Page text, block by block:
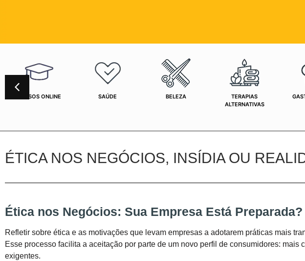
CURSOS ONLINE SAÚDE BELEZA
TERAPIAS
ALTERNATIVAS
ÉTICA NOS NEGÓCIOS, INSÍDIA OU
Ética nos Negócios: Sua Empresa Está Preparada?
Refletir sobre ética e as motivações que levam empresas a adotarem práticas mais
Esse processo facilita a aceitação por parte de um novo perfil de consumidores: mais
exigentes.